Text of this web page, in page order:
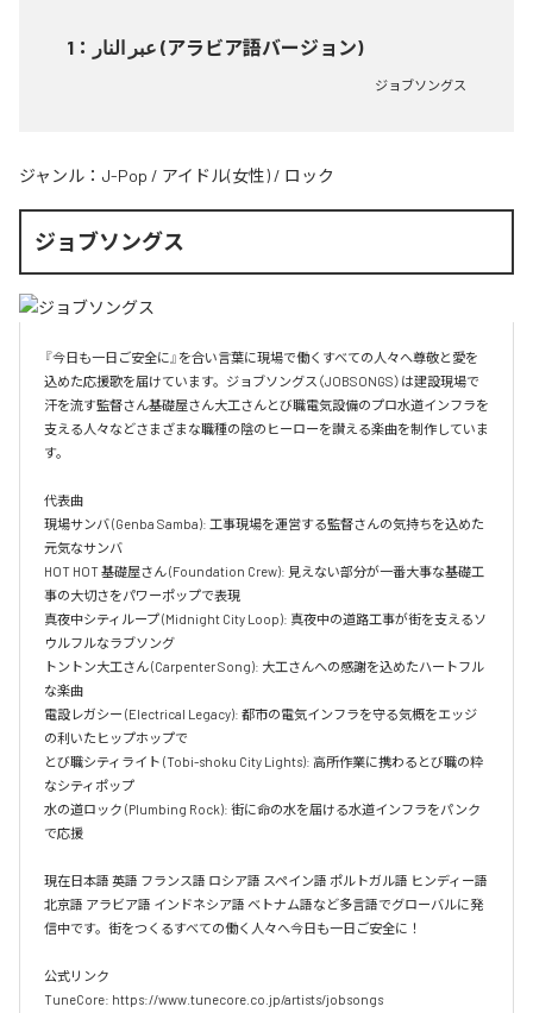
1 ： عبر النار (アラビア語バージョン)
ジョブソングス
ジャンル： J-Pop / アイドル(女性) / ロック
ジョブソングス
『今日も一日ご安全に』を合い言葉に現場で働くすべての人々へ尊敬と愛を
込めた応援歌を届けています。ジョブソングス（JOBSONGS）は建設現場で
汗を流す監督さん基礎屋さん大工さんとび職電気設備のプロ水道インフラを
支える人々などさまざまな職種の陰のヒーローを讃える楽曲を制作していま
す。
代表曲
現場サンバ (Genba Samba): 工事現場を運営する監督さんの気持ちを込めた
元気なサンバ
HOT HOT 基礎屋さん (Foundation Crew): 見えない部分が一番大事な基礎工
事の大切さをパワーポップで表現
真夜中シティループ (Midnight City Loop): 真夜中の道路工事が街を支えるソ
ウルフルなラブソング
トントン大工さん (Carpenter Song): 大工さんへの感謝を込めたハートフル
な楽曲
電設レガシー (Electrical Legacy): 都市の電気インフラを守る気概をエッジ
の利いたヒップホップで
とび職シティライト (Tobi-shoku City Lights): 高所作業に携わるとび職の粋
なシティポップ
水の道ロック (Plumbing Rock): 街に命の水を届ける水道インフラをパンク
で応援
現在日本語 英語 フランス語 ロシア語 スペイン語 ポルトガル語 ヒンディー語
北京語 アラビア語 インドネシア語 ベトナム語など多言語でグローバルに発
信中です。街をつくるすべての働く人々へ今日も一日ご安全に！
公式リンク
TuneCore: https://www.tunecore.co.jp/artists/jobsongs